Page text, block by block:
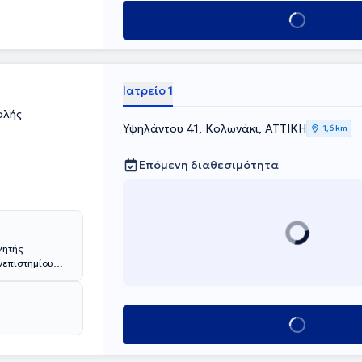
Κλείσε ραντεβού
της
και
στο
Ιατρείο 1
Υψηλάντου 41, Κολωνάκι, ΑΤΤΙΚΗ 1,6 km
Επόμενη διαθεσιμότητα
Κλείσε ραντεβού